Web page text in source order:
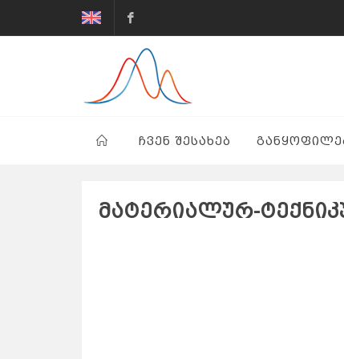
G.Tsulukidze
Mining
ᲩᲕᲔᲜ ᲨᲔᲡᲐᲮᲔᲑ
მატერიალურ-